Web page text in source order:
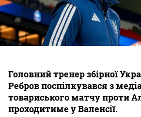
Казино
Головний тренер збірної
Ребров поспілкувався з
товариського матчу проти
проходитиме у Валенсії.